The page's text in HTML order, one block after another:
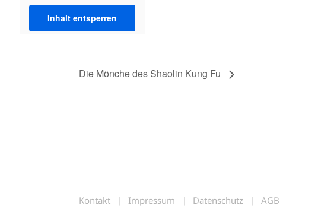
Inhalt entsperren
Mehr Informationen
Die Mönche des Shaolin Kung Fu
Kontakt Impressum Datenschutz AGB